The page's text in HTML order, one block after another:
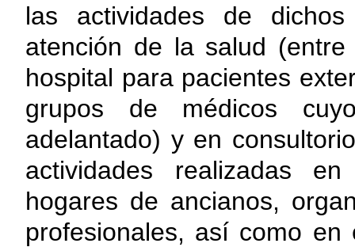
las actividades de
atención de la salud
hospital para pacientes
grupos de médicos
adelantado) y en
actividades realizadas
hogares de ancianos,
profesionales, así como